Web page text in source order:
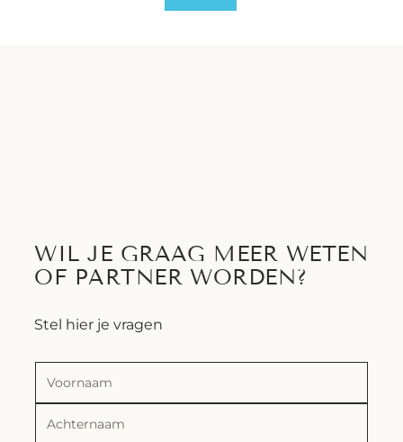
WIL JE GRAAG MEER WETEN
OF PARTNER WORDEN?
Stel hier je vragen